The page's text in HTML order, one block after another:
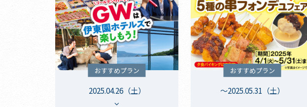
おすすめプラン
2025.04.26（土）
おすすめプラン
～2025.05.31（土）